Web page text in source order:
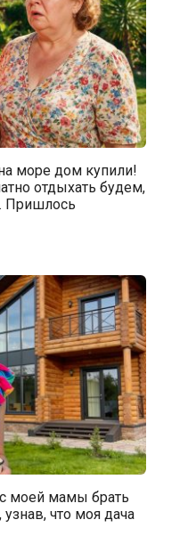
море дом купили!
отдыхать будем,
Пришлось
моей мамы брать
что моя дача